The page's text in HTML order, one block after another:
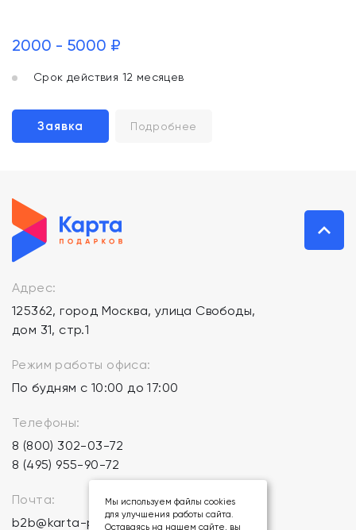
2000 - 5000 ₽
Срок действия 12 месяцев
Заявка Подробнее
Адрес:
125362, город Москва, улица Свободы,
дом 31, стр.1
Режим работы офиса:
По будням с 10:00 до 17:00
Телефоны:
8 (800) 302-03-72
8 (495) 955-90-72
Почта:
b2b@karta-podarkov.ru
Мы используем файлы cookies
для улучшения работы сайта.
Оставаясь на нашем сайте, вы